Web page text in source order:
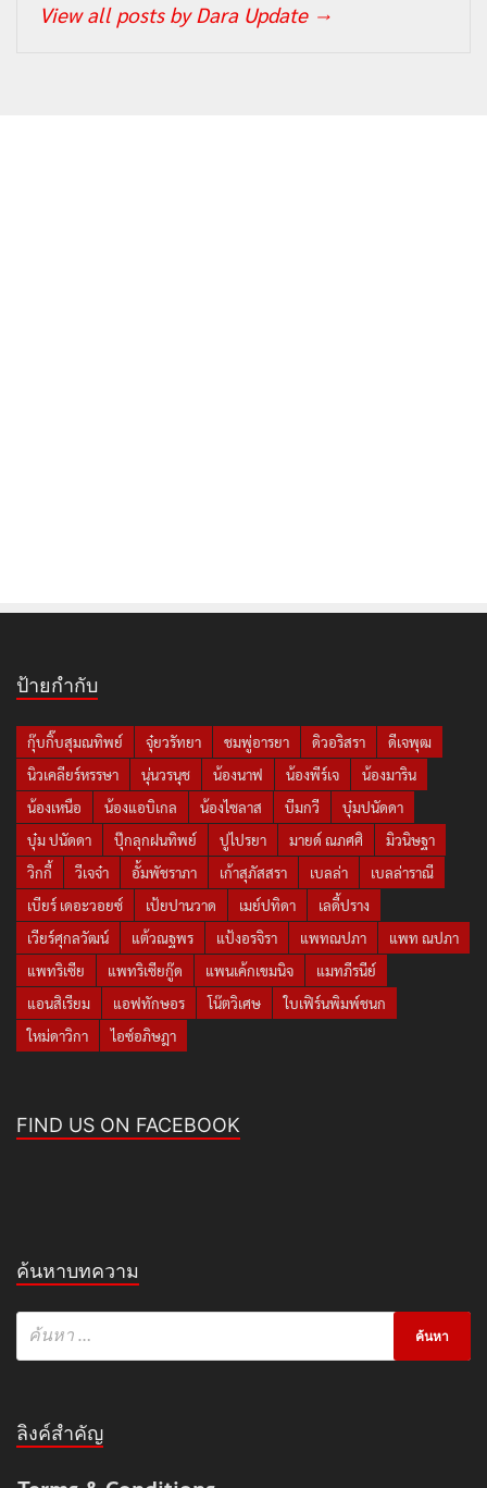
View all posts by Dara Update →
ป้ายกำกับ
กุ๊บกิ๊บสุมณทิพย์ จุ๋ยวรัทยา ชมพู่อารยา ดิวอริสรา
ดีเจพุฒ
นิวเคลียร์หรรษา
นุ่นวรนุช น้องนาฟ น้องพีร์เจ
น้องมาริน
น้องเหนือ
น้องแอบิเกล น้องไซลาส บีมกวี
บุ๋มปนัดดา
บุ๋ม ปนัดดา
ปุ๊กลุกฝนทิพย์ ปูไปรยา มายด์ ณภศศิ
มิวนิษฐา
วิกกี้
วีเจจ๋า อั้มพัชราภา เก้าสุภัสสรา เบลล่า
เบลล่าราณี
เบียร์ เดอะวอยซ์
เป้ยปานวาด เมย์ปทิดา
เลดี้ปราง
เวียร์ศุกลวัฒน์
แต้วณฐพร แป้งอรจิรา แพทณปภา
แพท ณปภา
แพทริเซีย
แพทริเซียกู๊ด แพนเค้กเขมนิจ
แมทภีรนีย์
แอนสิเรียม
แอฟทักษอร โน๊ตวิเศษ
ใบเฟิร์นพิมพ์ชนก
ใหม่ดาวิกา
ไอซ์อภิษฎา
FIND US ON FACEBOOK
ค้นหาบทความ
ลิงค์สำคัญ